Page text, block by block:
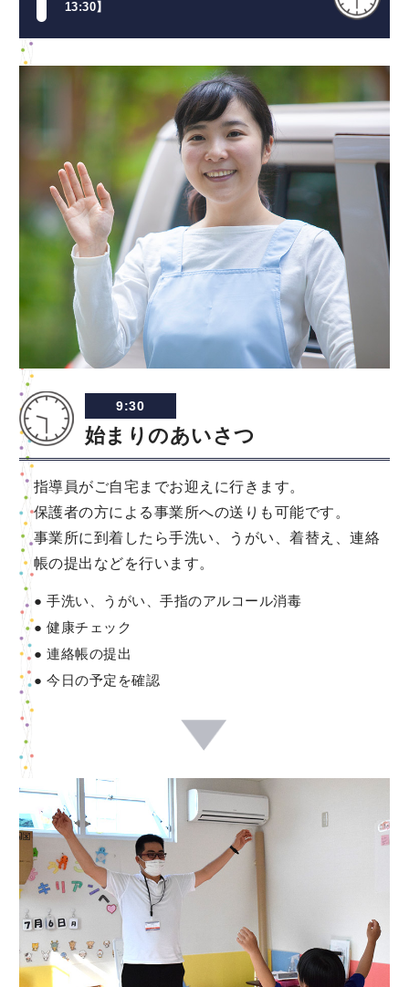
13:30】
9:30
始まりのあいさつ
指導員がご自宅までお迎えに行きます。
保護者の方による事業所への送りも可能です。
事業所に到着したら手洗い、うがい、着替え、連絡
帳の提出などを行います。
手洗い、うがい、手指のアルコール消毒
健康チェック
連絡帳の提出
今日の予定を確認